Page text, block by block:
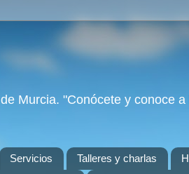
Murcia. "Conócete y conoce
Servicios Talleres y charlas